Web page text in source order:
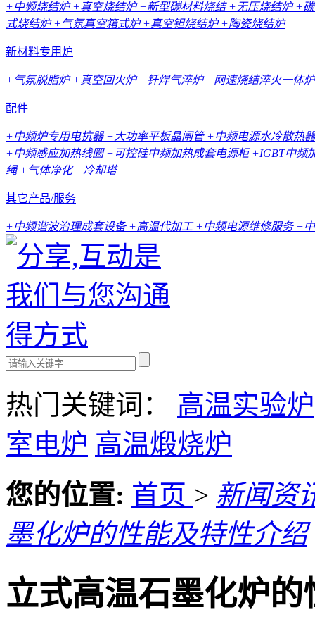
+中频烧结炉+真空烧结炉+新型碳材料烧结+无压烧结炉+
式烧结炉+气氛真空箱式炉+真空钽烧结炉+陶瓷烧结炉
新材料专用炉
+气氛脱脂炉+真空回火炉+钎焊气淬炉+网速烧结淬火一体炉
配件
+中频炉专用电抗器 +大功率平板晶闸管+中频电源水冷散热
+中频感应加热线圈+可控硅中频加热成套电源柜+IGBT中频
绳 +气体净化+冷却塔
其它产品/服务
+中频谐波治理成套设备 +高温代加工+中频电源维修服务 +
热门关键词： 高温实验炉
室电炉 高温煅烧炉
您的位置: 首页 > 新闻资
墨化炉的性能及特性介绍
立式高温石墨化炉